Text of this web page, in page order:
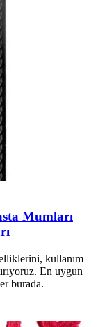
Mumları
kullanım
En uygun
burada.